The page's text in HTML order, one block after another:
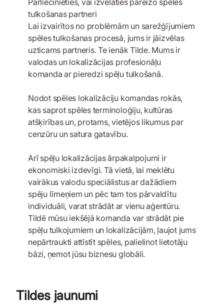
Pārliecinieties, vai izvēlaties pareizo spēles
tulkošanas partneri
Lai izvairītos no problēmām un sarežģījumiem
spēles tulkošanas procesā, jums ir jāizvēlas
uzticams partneris. Te ienāk Tilde. Mums ir
valodas un lokalizācijas profesionāļu
komanda ar pieredzi spēļu tulkošanā.
Nodot spēles lokalizāciju komandas rokās,
kas saprot spēles terminoloģiju, kultūras
atšķirības un, protams, vietējos likumus par
cenzūru un satura gatavību.
Arī spēļu lokalizācijas ārpakalpojumi ir
ekonomiski izdevīgi. Tā vietā, lai meklētu
vairākus valodu speciālistus ar dažādiem
spēju līmeņiem un pēc tam tos pārvaldītu
individuāli, varat strādāt ar vienu aģentūru.
Tildē mūsu iekšējā komanda var strādāt pie
spēļu tulkojumiem un lokalizācijām, ļaujot jums
nepārtraukti attīstīt spēles, palielinot lietotāju
bāzi, ņemot jūsu biznesu globāli.
Tildes jaunumi